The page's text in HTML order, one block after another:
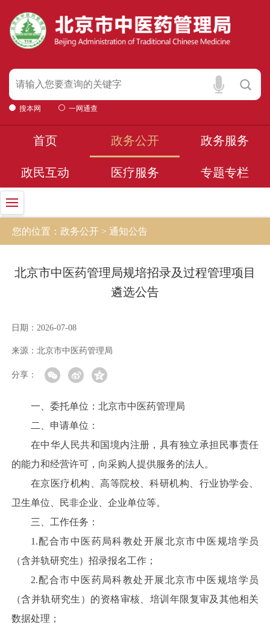
搜本网 一网通查
首页 政务公开 政务服务
政民互动 医疗服务 专题专栏
您的位置：政务公开 > 通知公告
北京市中医药管理局规培招录及过程管理项目
遴选公告
日期： 2026-07-08
来源： 北京市中医药管理局
分享：
一、委托单位：北京市中医药管理局
二、申请单位：
在中华人民共和国境内注册，具有独立承担民事责任
的能力和经营许可，向采购人提供服务的法人。
在京医疗机构、高等院校、科研机构、行业协学会、
卫生单位、民非企业、企业单位等。
三、工作任务：
1.配合市中医药局科教处开展北京市中医规培学员
（含并轨研究生）招录报名工作；
2.配合市中医药局科教处开展北京市中医规培学员
（含并轨研究生）的资格审核、培训年限复审及其他相关
数据处理；